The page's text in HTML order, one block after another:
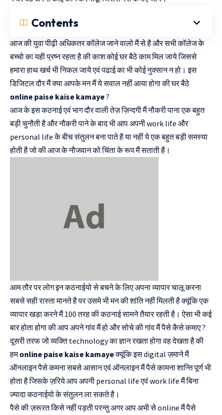
Contents
आज की युवा पीढ़ी अधिकतर कॉलेज जाने वालो मैं से है और सभी कॉलेज के
बच्चो का यही प्रष्न रहता है की काश कोई घर बैठे काम मिल जाये जिससे
हमारा हाथ खर्च भी निकल जाये एवं पढाई का भी कोई नुक्सान न हो। इस
डिजिटल दौर मैं क्या आपके मन मैं ये सवाल नहीं आया होगा की घर बैठे
online paise kaise kamaye?
आज के इस कठनाई एवं भाग दौर वाली तेज़ ज़िन्दगी मैं नौकरी पाना एक बहुत
बड़ी चुनौती है और नौकरी पाने के बाद भी आप अपनी work life और
personal life के बीच संतुलन बना पाते है या नहीं ये एक बहुत बड़ी समस्या
होती है जो की आज के नौजवान को चिंता के रूप मैं सताती है।
आम तौर पर लोग इन कठनाईयो से बचने के लिए अपना व्यापार चालू करना
सबसे सही रास्ता मानते है पर उसमे भी मन की शांति नहीं मिलती है क्यूंकि एक
व्यापार खड़ा करने मैं 100 तरह की कठनाई सामने तैयार रहती है। ऐसा भी कई
बार होता होगा की आप अपने गांव मैं हो और सोचे की गांव मैं पैसे कैसे कमाए ?
दूसरी तरफ जो व्यक्ति technology का ज्ञान रखता होगा वह देखता है की
हमonline paise kaise kamayeक्यूंकि इस digital ज़माने मैं
ऑनलाइन पैसे कमना सबसे आसान एवं ऑनलाइन मैं पैसे कामना शान्ति पूर्ण भी
होता है जिसके ज़रिये आप अपनी personal life एवं work life मैं बिना
ज़्यादा कठनाईयो के संतुलन ला सकते है।
पैसे की ज़रूरत किसे नहीं पड़ती परन्तु अगर आप अभी से online मैं पैसे